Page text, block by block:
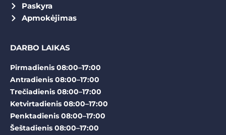
Paskyra
Apmokėjimas
DARBO LAIKAS
Pirmadienis 08:00–17:00
Antradienis 08:00–17:00
Trečiadienis 08:00–17:00
Ketvirtadienis 08:00–17:00
Penktadienis 08:00–17:00
Šeštadienis 08:00–17:00